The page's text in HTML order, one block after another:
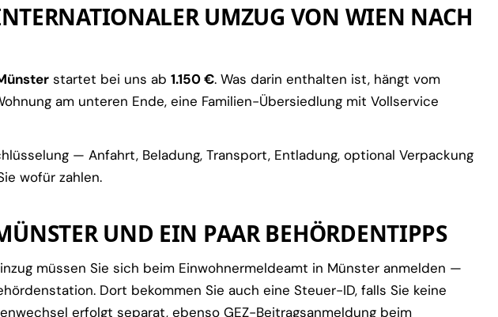
UMZUG VON WIEN NACH
startet bei uns ab 1.150 €. Was darin enthalten ist, hängt vom
am unteren Ende, eine Familien-Übersiedlung mit Vollservice
— Anfahrt, Beladung, Transport, Entladung, optional Verpackung
wofür zahlen.
UND EIN PAAR BEHÖRDENTIPPS
müssen Sie sich beim Einwohnermeldeamt in Münster anmelden —
Dort bekommen Sie auch eine Steuer-ID, falls Sie keine
erfolgt separat, ebenso GEZ-Beitragsanmeldung beim